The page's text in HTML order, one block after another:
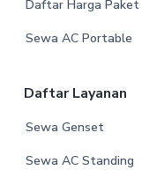
Daftar Harga Paket
Sewa AC Portable
Daftar Layanan
Sewa Genset
Sewa AC Standing